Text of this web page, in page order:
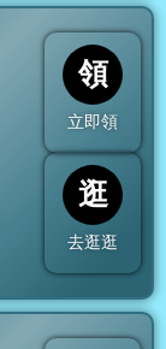
領
立即領
逛
去逛逛